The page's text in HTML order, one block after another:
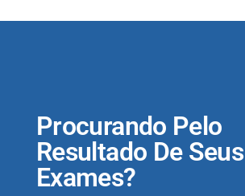
Procurando Pelo
Resultado De Seus
Exames?